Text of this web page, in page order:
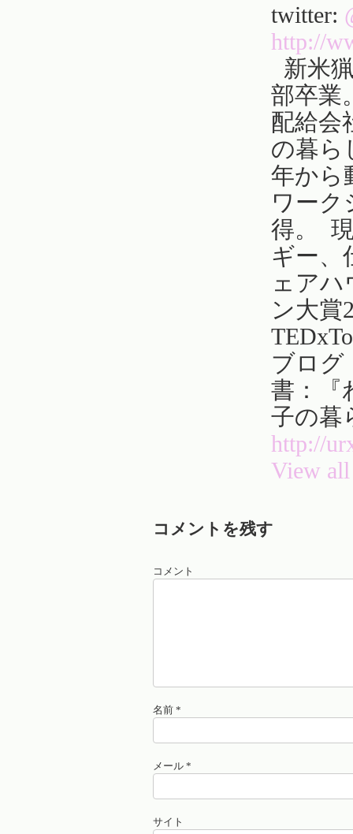
twitter:
http://
新米
部卒業
配給会
の暮ら
年から
ワーク
得。
ギー、
ェアハ
ン大賞
ブロ
書：『
子の暮
http://
View
コメントを残す
コメント
名前 *
メール *
サイト